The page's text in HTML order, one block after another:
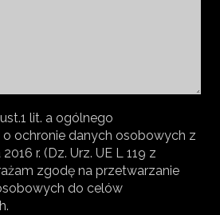
lit. a ogólnego
ochronie danych osobowych z
r. (Dz. Urz. UE L 119 z
zgodę na przetwarzanie
do celów